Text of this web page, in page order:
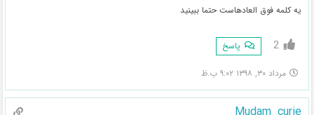
یه کلمه فوق العادهاست حتما ببینید
2 پاسخ
مرداد ۳۰, ۱۳۹۸ ۹:۰۲ ب.ظ